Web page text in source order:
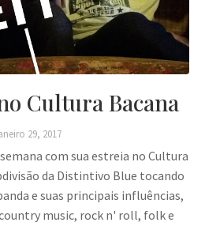
Cultura Bacana
29, 2017
com sua estreia no Cultura
da Distintivo Blue tocando
e suas principais influências,
music, rock n' roll, folk e